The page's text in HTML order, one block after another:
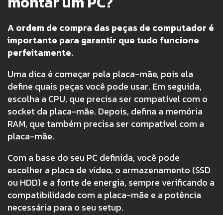
A ordem de compra das peças de computador é
importante para garantir que tudo funcione
perfeitamente.
Uma dica é começar pela placa-mãe, pois ela
define quais peças você pode usar. Em seguida,
escolha a CPU, que precisa ser compatível com o
socket da placa-mãe. Depois, defina a memória
RAM, que também precisa ser compatível com a
placa-mãe.
Com a base do seu PC definida, você pode
escolher a placa de vídeo, o armazenamento (SSD
ou HDD) e a fonte de energia, sempre verificando a
compatibilidade com a placa-mãe e a potência
necessária para o seu setup.